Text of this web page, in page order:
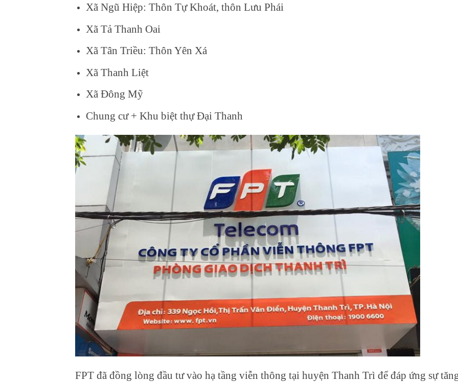
Xã Ngũ Hiệp: Thôn Tự Khoát, thôn Lưu Phái
Xã Tả Thanh Oai
Xã Tân Triều: Thôn Yên Xá
Xã Thanh Liệt
Xã Đông Mỹ
Chung cư + Khu biệt thự Đại Thanh
FPT đã đồng lòng đầu tư vào hạ tầng viễn thông tại huyện Thanh Trì để đáp ứng sự